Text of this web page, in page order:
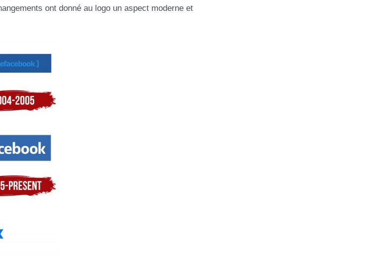
ont donné au logo un aspect moderne et